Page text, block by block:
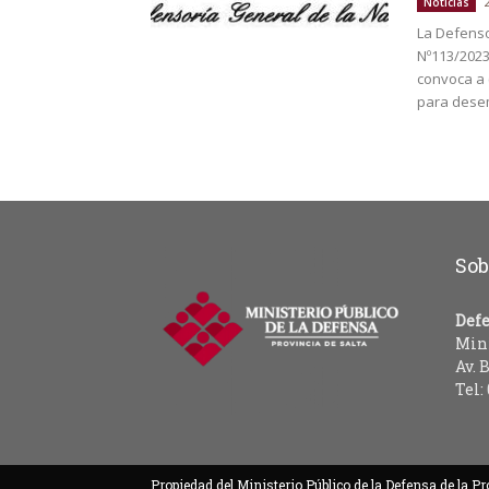
La
Nº113/
convoca a
para
Av.
Tel:
Propiedad del Ministerio Público de la Defensa de la